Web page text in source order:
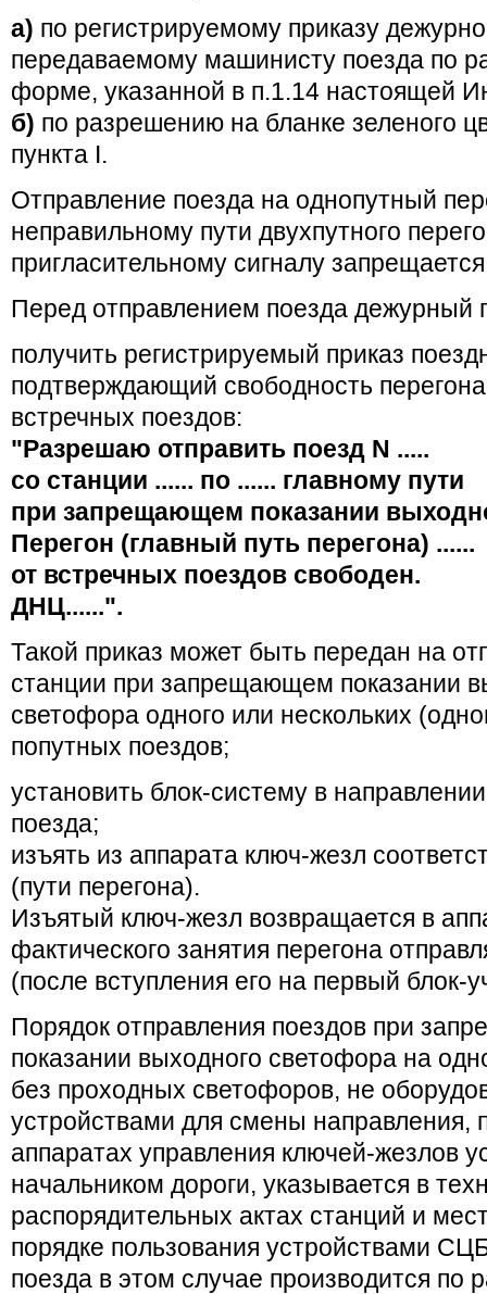
а) по регистрируемому приказу
передаваемому машинисту поезда по
форме, указанной в п.1.14 настоящей
б) по разрешению на бланке зеленого
пункта I.
Отправление поезда на однопутный
неправильному пути двухпутного
пригласительному сигналу
Перед отправлением поезда дежурный
получить регистрируемый приказ
подтверждающий свободность
встречных поездов:
"Разрешаю отправить поезд N .....
со станции ...... по ...... главному пути
при запрещающем показании
Перегон (главный путь перегона) ......
от встречных поездов свободен.
ДНЦ......".
Такой приказ может быть передан на
станции при запрещающем показании
светофора одного или нескольких
попутных поездов;
установить блок-систему в
поезда;
изъять из аппарата ключ-жезл
(пути перегона).
Изъятый ключ-жезл возвращается в
фактического занятия перегона
(после вступления его на первый блок-
Порядок отправления поездов при
показании выходного светофора на
без проходных светофоров, не
устройствами для смены направления,
аппаратах управления ключей-жезлов
начальником дороги, указывается в
распорядительных актах станций и
порядке пользования устройствами
поезда в этом случае производится по